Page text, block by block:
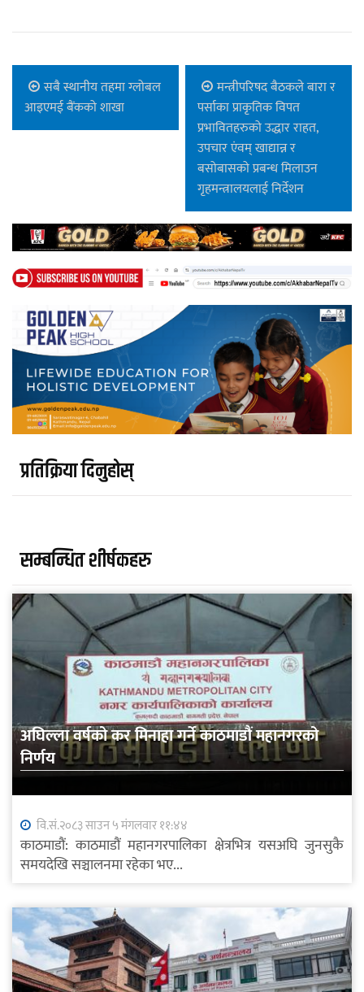
सबै स्थानीय तहमा ग्लोबल
आइएमई बैंकको शाखा
मन्त्रीपरिषद बैठकले बारा र
पर्साका प्राकृतिक विपत
प्रभावितहरुको उद्धार राहत,
उपचार एंवम् खाद्यान्न र
बसोबासको प्रबन्ध मिलाउन
गृहमन्त्रालयलाई निर्देशन
प्रतिक्रिया दिनुहोस्
सम्बन्धित शीर्षकहरु
अघिल्ला वर्षको कर मिनाहा गर्ने काठमाडौं महानगरको
निर्णय
वि.सं.२०८३ साउन ५ मंगलवार ११:४४
काठमाडौं: काठमाडौं महानगरपालिका क्षेत्रभित्र यसअघि जुनसुकै
समयदेखि सञ्चालनमा रहेका भए...